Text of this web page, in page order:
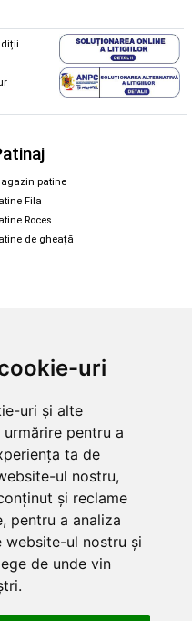
uri
uri și alte
pentru a
ta de
ul nostru,
și reclame
pentru a analiza
website-ul nostru și
de unde vin
patine
Fila
Roces
de gheață
snowboard
& longboard
Cruz
Skateboards
aleg rolele
aleg ochelarii
de soare Oakley
de soare Alpina